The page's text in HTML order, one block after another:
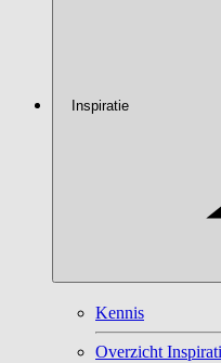
Inspiratie
Kennis
Overzicht